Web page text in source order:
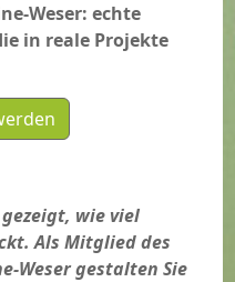
Weser: echte
in reale Projekte
wie viel
Als Mitglied des
Weser gestalten Sie